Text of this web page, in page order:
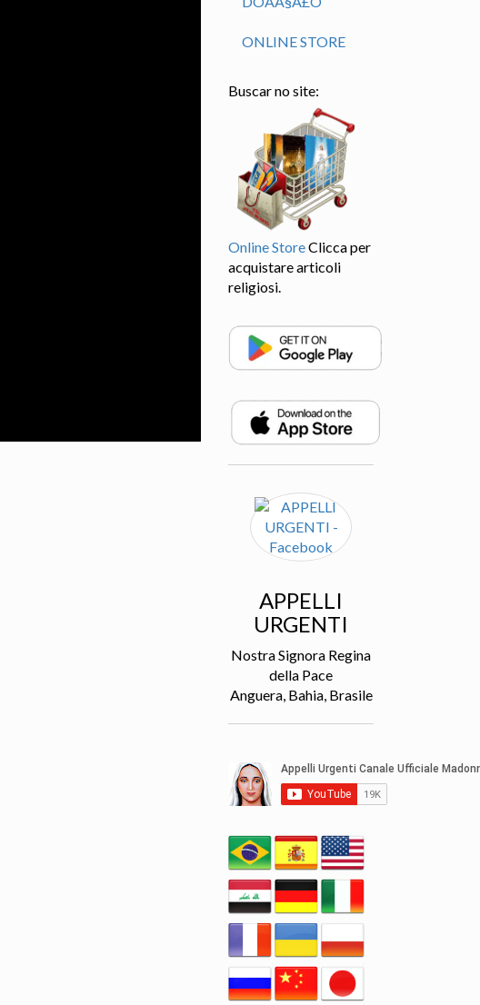
ONLINE STORE
Buscar no site:
Online StoreClicca per
acquistare articoli
religiosi.
APPELLI
URGENTI
Nostra Signora Regina
della Pace
Anguera, Bahia, Brasile